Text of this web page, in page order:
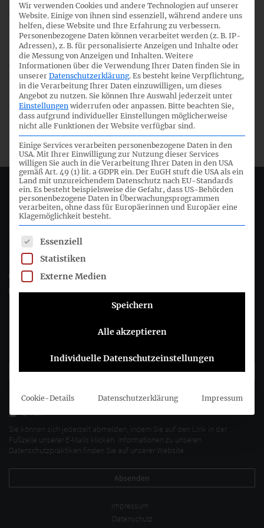
Amtsblatt für das Inkrafttreten des Gesetzes.
Mit dem Gesetz wird die CSR-Richtlinie (2014/95/EU) nun
in deutsches Recht umgesetzt. Entsprechend der Vorgabe
der CSR-Richtlinie sind die Vorschriften des Gesetzes für
Geschäftsjahre beginnend nach dem 31. Dezember 2016
anzuwenden. Im Wesentlichen verlangen die Vorschriften
des Gesetzes, dass Unternehmen ihren
(Konzern-)Lagebericht um eine nichtfinanzielle
(Konzern-)Erklärung erweitern sowie über ihr
Diversitätskonzept berichten.
Deutsches Rechnungslegungs Standards Committee e.V.
Joachimsthaler Str. 34
10719 Berlin
+49 (0)30 20 64 12 - 0
+49 (0)30 20 64 12 - 15
info@drsc.de
DRSC-Newsletter abonnieren
Bitte wählen Sie aus, wie Sie von uns hören möchten DRSC e.V.:
E-Mail
Sie können sich jederzeit abmelden, indem Sie auf den Link in der
Fußzeile unserer E-Mails klicken. Informationen zu unseren
Datenschutzpraktiken finden Sie auf unserer Website.
Impressum
Datenschutz
Wir verwenden Cookies und andere Technologien auf unserer
Website. Einige von ihnen sind essenziell, während andere uns
helfen, diese Website und Ihre Erfahrung zu verbessern.
Personenbezogene Daten können verarbeitet werden (z. B. IP-
Adressen), z. B. für personalisierte Anzeigen und Inhalte oder
die Messung von Anzeigen und Inhalten. Weitere
Informationen über die Verwendung Ihrer Daten finden Sie in
unserer Datenschutzerklärung. Es besteht keine Verpflichtung,
in die Verarbeitung Ihrer Daten einzuwilligen, um dieses
Angebot zu nutzen. Sie können Ihre Auswahl jederzeit unter
Einstellungen widerrufen oder anpassen. Bitte beachten Sie,
dass aufgrund individueller Einstellungen möglicherweise
nicht alle Funktionen der Website verfügbar sind.
Einige Services verarbeiten personenbezogene Daten in den
USA. Mit Ihrer Einwilligung zur Nutzung dieser Services
willigen Sie auch in die Verarbeitung Ihrer Daten in den USA
gemäß Art. 49 (1) lit. a GDPR ein. Der EuGH stuft die USA als ein
Land mit unzureichendem Datenschutz nach EU-Standards
ein. Es besteht beispielsweise die Gefahr, dass US-Behörden
personenbezogene Daten in Überwachungsprogrammen
verarbeiten, ohne dass für Europäerinnen und Europäer eine
Klagemöglichkeit besteht.
Es folgt eine Liste der Service-Gruppen, für die eine
Essenziell
Statistiken
Externe Medien
Speichern
Alle akzeptieren
Individuelle Datenschutzeinstellungen
Cookie-Details Datenschutzerklärung Impressum